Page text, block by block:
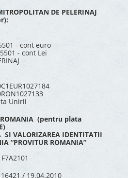
DE PELERINAJ
- cont euro
- cont Lei
Unirii
ROMANIA (pentru plata
SI VALORIZAREA IDENTITATII
“PROVITUR ROMANIA”
16421 / 19.04.2010